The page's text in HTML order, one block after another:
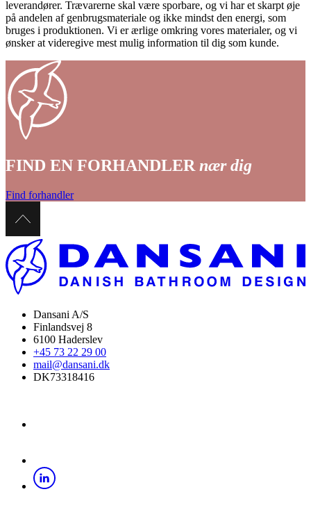
leverandører. Trævarerne skal være sporbare, og vi har et skarpt øje
på andelen af genbrugsmateriale og ikke mindst den energi, som
bruges i produktionen. Vi er ærlige omkring vores materialer, og vi
ønsker at videregive mest mulig information til dig som kunde.
FIND EN FORHANDLER nær dig
Find forhandler
Dansani A/S
Finlandsvej 8
6100 Haderslev
+45 73 22 29 00
mail@dansani.dk
DK73318416